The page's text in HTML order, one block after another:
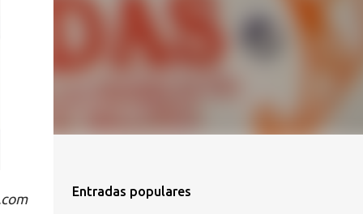
Entradas populares